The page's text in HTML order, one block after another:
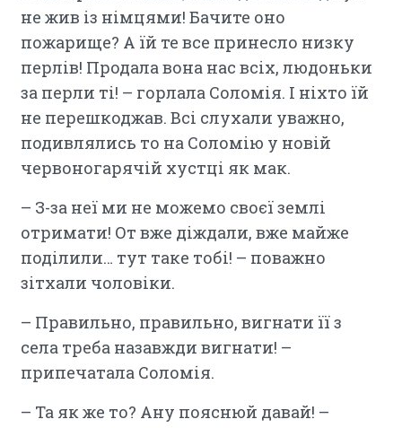
не жив із німцями! Бачите оно
пожарище? А їй те все принесло низку
перлів! Продала вона нас всіх, людоньки
за перли ті! – горлала Соломія. І ніхто їй
не перешкоджав. Всі слухали уважно,
подивлялись то на Соломію у новій
червоногарячій хустці як мак.
– З-за неї ми не можемо своєї землі
отримати! От вже діждали, вже майже
поділили… тут таке тобі! – поважно
зітхали чоловіки.
– Правильно, правильно, вигнати її з
села треба назавжди вигнати! –
припечатала Соломія.
– Та як же то? Ану пояснюй давай! –